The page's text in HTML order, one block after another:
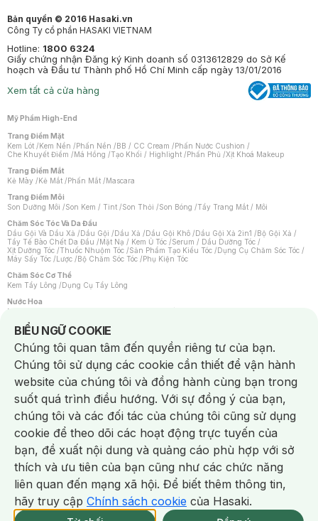
Bản quyền © 2016 Hasaki.vn
Công Ty cổ phần HASAKI VIETNAM
Hotline: 1800 6324
Giấy chứng nhận Đăng ký Kinh doanh số 0313612829 do Sở Kế
hoạch và Đầu tư Thành phố Hồ Chí Minh cấp ngày 13/01/2016
Xem tất cả cửa hàng
Mỹ Phẩm High-End
Trang Điểm Mặt
Kem Lót /Kem Nền /Phấn Nền /BB / CC Cream /Phấn Nước Cushion /
Che Khuyết Điểm /Má Hồng /Tạo Khối / Highlight /Phấn Phủ /Xịt Khoá Makeup
Trang Điểm Mắt
Kẻ Mày /Kẻ Mắt /Phấn Mắt /Mascara
Trang Điểm Môi
Son Dưỡng Môi /Son Kem / Tint /Son Thỏi /Son Bóng /Tẩy Trang Mắt / Môi
Chăm Sóc Tóc Và Da Đầu
Dầu Gội Và Dầu Xả /Dầu Gội /Dầu Xả /Dầu Gội Khô /Dầu Gội Xả 2in1 /Bộ Gội Xả /
Tẩy Tế Bào Chết Da Đầu /Mặt Nạ / Kem Ủ Tóc /Serum / Dầu Dưỡng Tóc /
Xịt Dưỡng Tóc /Thuốc Nhuộm Tóc /Sản Phẩm Tạo Kiểu Tóc /Dụng Cụ Chăm Sóc Tóc /
Máy Sấy Tóc /Lược /Bộ Chăm Sóc Tóc /Phụ Kiện Tóc
Chăm Sóc Cơ Thể
Kem Tẩy Lông /Dụng Cụ Tẩy Lông
Nước Hoa
Nước Hoa Nữ
Chăm Sóc Cá Nhân
Chống Muỗi /Khẩu Trang /Máy Massage/Mặt Nạ Xông Hơi /Nước Rửa Tay/
Sản Phẩm Chăm Sóc Khác /Bàn Chải Đánh Răng /Bàn Chải Điện/
Hỗ Trợ Trắng Răng/Kem Đánh Răng /Máy Tăm Nước/ Nước Súc Miệng/
Tăm / Chỉ Nha Khoa/ Xịt Thơm Miệng / Dung Dịch Vệ Sinh/Dưỡng Vùng Kín/
Khăn Ướt Vệ Sinh Vùng Kín/Băng Vệ Sinh/Tampon/Bọt Cạo Râu /Dao Cạo Râu/
Máy Cạo Râu
Vấn Đề Về Da
Da Dầu / Lỗ Chân Lông To/ Da Khô / Mất Nước/ Da Lão Hóa/ Da Mụn/
Da Nhạy Cảm / Kích Ứng
Da Xỉn Màu Thâm / Nám / Tàn Nhang
Quầng Thâm & Bọng Mắt /Sẹo /Viêm Da Cơ Địa
Dụng Cụ / Phụ Kiện Chăm Sóc Da
Bông Tẩy Trang
Khăn Lau Mặt Khô Dụng Cụ / Máy Rửa Mặt Máy Chăm Sóc Da
Dụng Cụ Chăm Sóc Khác
BIỂU NGỮ COOKIE
Notice about cookies usage
Chúng tôi quan tâm đến quyền riêng tư của bạn.
Chúng tôi sử dụng các cookie cần thiết để vận hành
website của chúng tôi và đồng hành cùng bạn trong
suốt quá trình điều hướng. Với sự đồng ý của bạn,
chúng tôi và các đối tác của chúng tôi cũng sử dụng
cookie để theo dõi các hoạt động trực tuyến của
bạn, đề xuất nội dung và quảng cáo phù hợp với sở
thích và ưu tiên của bạn cũng như các chức năng
liên quan đến mạng xã hội. Để biết thêm thông tin,
hãy truy cập Chính sách cookie của Hasaki.